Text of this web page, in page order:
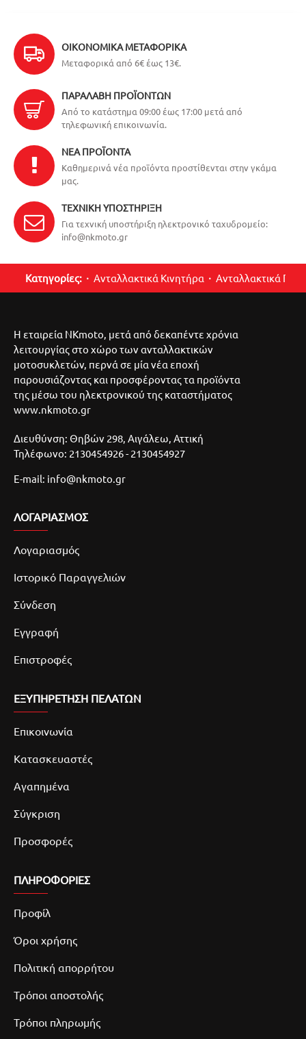
ΟΙΚΟΝΟΜΙΚΆ ΜΕΤΑΦΟΡΙΚΆ
Μεταφορικά από 6€ έως 13€.
ΠΑΡΑΛΑΒΉ ΠΡΟΪΌΝΤΩΝ
Από το κατάστημα 09:00 έως 17:00 μετά από
τηλεφωνική επικοινωνία.
ΝΈΑ ΠΡΟΪΌΝΤΑ
Καθημερινά νέα προϊόντα προστίθενται στην γκάμα
μας.
ΤΕΧΝΙΚΉ ΥΠΟΣΤΉΡΙΞΗ
Για τεχνική υποστήριξη ηλεκτρονικό ταχυδρομείο:
info@nkmoto.gr
Κατηγορίες: Ανταλλακτικά Κινητήρα Ανταλλακτικά
Η εταιρεία NKmoto, μετά από δεκαπέντε χρόνια
λειτουργίας στο χώρο των ανταλλακτικών
μοτοσυκλετών, περνά σε μία νέα εποχή
παρουσιάζοντας και προσφέροντας τα προϊόντα
της μέσω του ηλεκτρονικού της καταστήματος
www.nkmoto.gr
Διευθύνση: Θηβών 298, Αιγάλεω, Αττική
Τηλέφωνο: 2130454926 - 2130454927
E-mail: info@nkmoto.gr
ΛΟΓΑΡΙΑΣΜΌΣ
Λογαριασμός
Ιστορικό Παραγγελιών
Σύνδεση
Εγγραφή
Επιστροφές
ΕΞΥΠΗΡΕΤΗΣΗ ΠΕΛΑΤΩΝ
Επικοινωνία
Κατασκευαστές
Αγαπημένα
Σύγκριση
Προσφορές
ΠΛΗΡΟΦΟΡΙΕΣ
Προφίλ
Όροι χρήσης
Πολιτική απορρήτου
Τρόποι αποστολής
Τρόποι πληρωμής